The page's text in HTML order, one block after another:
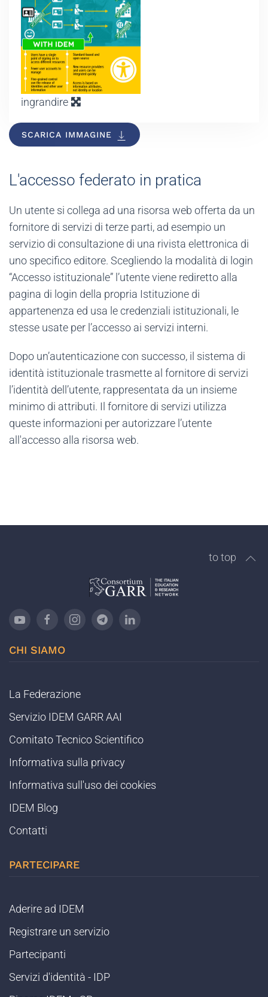
ingrandire
SCARICA IMMAGINE
L'accesso federato in pratica
Un utente si collega ad una risorsa web offerta da un
fornitore di servizi di terze parti, ad esempio un
servizio di consultazione di una rivista elettronica di
uno specifico editore. Scegliendo la modalità di login
“Accesso istituzionale” l’utente viene rediretto alla
pagina di login della propria Istituzione di
appartenenza ed usa le credenziali istituzionali, le
stesse usate per l’accesso ai servizi interni.
Dopo un’autenticazione con successo, il sistema di
identità istituzionale trasmette al fornitore di servizi
l’identità dell’utente, rappresentata da un insieme
minimo di attributi. Il fornitore di servizi utilizza
queste informazioni per autorizzare l’utente
all'accesso alla risorsa web.
to top
CHI SIAMO
La Federazione
Servizio IDEM GARR AAI
Comitato Tecnico Scientifico
Informativa sulla privacy
Informativa sull'uso dei cookies
IDEM Blog
Contatti
PARTECIPARE
Aderire ad IDEM
Registrare un servizio
Partecipanti
Servizi d'identità - IDP